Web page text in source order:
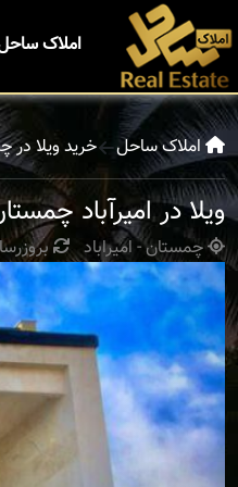
املاک
املاک ساحل خرید ویلا در
ویلا در امیرآباد
چمستان - امیراباد بروزرسانی : 09